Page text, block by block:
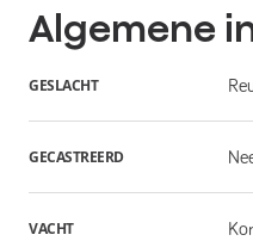
Algemene
GESLACHT
GECASTREERD
VACHT